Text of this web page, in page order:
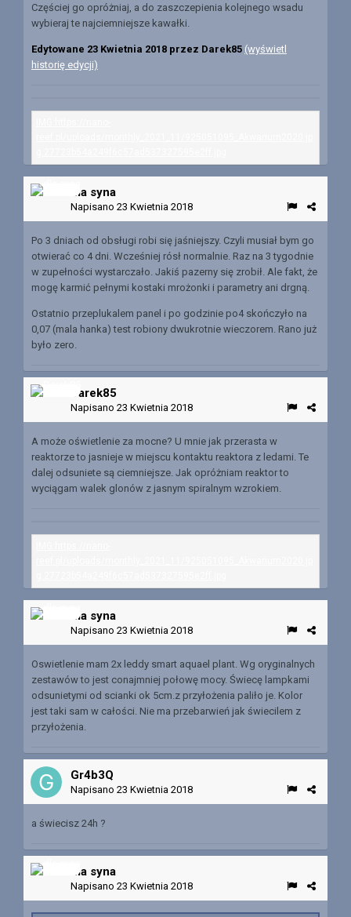
Częściej go opróżniaj, a do zaszczepienia kolejnego wsadu
wybieraj te najciemniejsze kawałki.
Edytowane 23 Kwietnia 2018 przez Darek85 (wyświetl
historię edycji)
dla syna
Napisano 23 Kwietnia 2018
Po 3 dniach od obsługi robi się jaśniejszy. Czyli musiał bym go
otwierać co 4 dni. Wcześniej rósł normalnie. Raz na 3 tygodnie
w zupełności wystarczało. Jakiś pazerny się zrobił. Ale fakt, że
mogę karmić pełnymi kostaki mrożonki i parametry ani drgną.
Ostatnio przeplukalem panel i po godzinie po4 skończyło na
0,07 (mala hanka) test robiony dwukrotnie wieczorem. Rano już
było zero.
Darek85
Napisano 23 Kwietnia 2018
A może oświetlenie za mocne? U mnie jak przerasta w
reaktorze to jasnieje w miejscu kontaktu reaktora z ledami. Te
dalej odsuniete są ciemniejsze. Jak opróżniam reaktor to
wyciągam walek glonów z jasnym spiralnym wzrokiem.
dla syna
Napisano 23 Kwietnia 2018
Oswietlenie mam 2x leddy smart aquael plant. Wg oryginalnych
zestawów to jest conajmniej połowę mocy. Świecę lampkami
odsunietymi od scianki ok 5cm.z przyłożenia paliło je. Kolor
jest taki sam w całości. Nie ma przebarwień jak świecilem z
przyłożenia.
Gr4b3Q
Napisano 23 Kwietnia 2018
a świecisz 24h ?
dla syna
Napisano 23 Kwietnia 2018